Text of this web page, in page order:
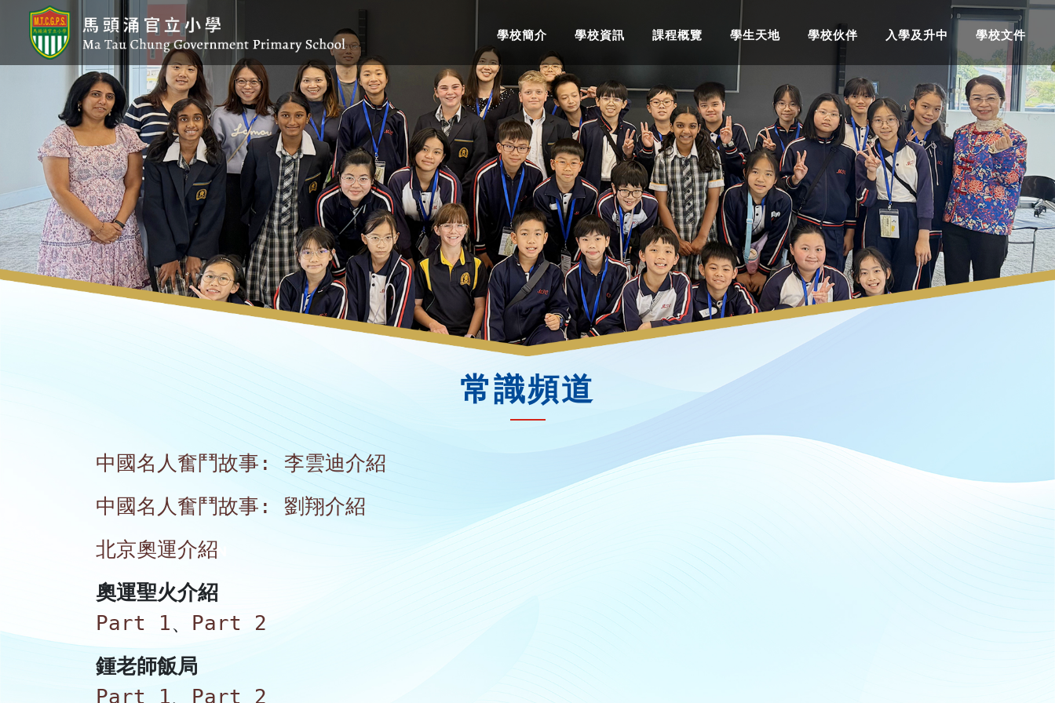
學校簡介 學校資訊 課程概覽 學生天地 學校伙伴 入學及升中 學校文件
常識頻道
中國名人奮鬥故事: 李雲迪介紹
中國名人奮鬥故事: 劉翔介紹
北京奧運介紹
奧運聖火介紹
Part 1、 Part 2
鍾老師飯局
Part 1、 Part 2